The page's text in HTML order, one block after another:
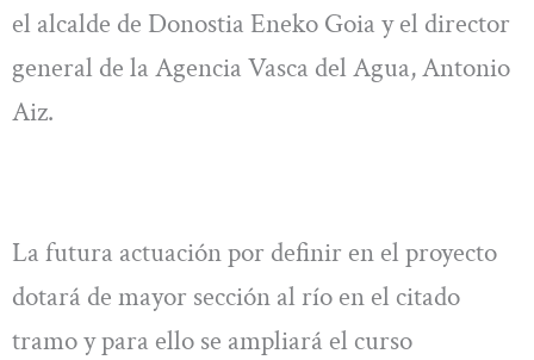
el alcalde de Donostia Eneko Goia y el director
general de la Agencia Vasca del Agua, Antonio
Aiz.
La futura actuación por definir en el proyecto
dotará de mayor sección al río en el citado
tramo y para ello se ampliará el curso